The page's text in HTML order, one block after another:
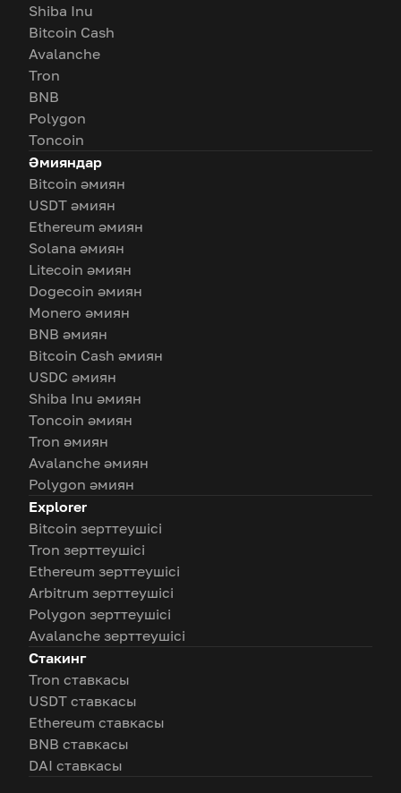
Shiba Inu
Bitcoin Cash
Avalanche
Tron
BNB
Polygon
Toncoin
Әмияндар
Bitcoin әмиян
USDT әмиян
Ethereum әмиян
Solana әмиян
Litecoin әмиян
Dogecoin әмиян
Monero әмиян
BNB әмиян
Bitcoin Cash әмиян
USDC әмиян
Shiba Inu әмиян
Toncoin әмиян
Tron әмиян
Avalanche әмиян
Polygon әмиян
Explorer
Bitcoin зерттеушісі
Tron зерттеушісі
Ethereum зерттеушісі
Arbitrum зерттеушісі
Polygon зерттеушісі
Avalanche зерттеушісі
Стакинг
Tron ставкасы
USDT ставкасы
Ethereum ставкасы
BNB ставкасы
DAI ставкасы